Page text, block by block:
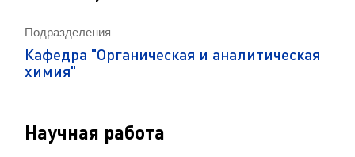
Подразделения
Кафедра "Органическая и аналитическая
химия"
Научная работа